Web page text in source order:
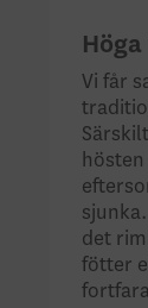
Vi får
det
fötter